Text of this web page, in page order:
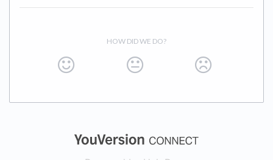
HOW DID WE DO?
(opens in a